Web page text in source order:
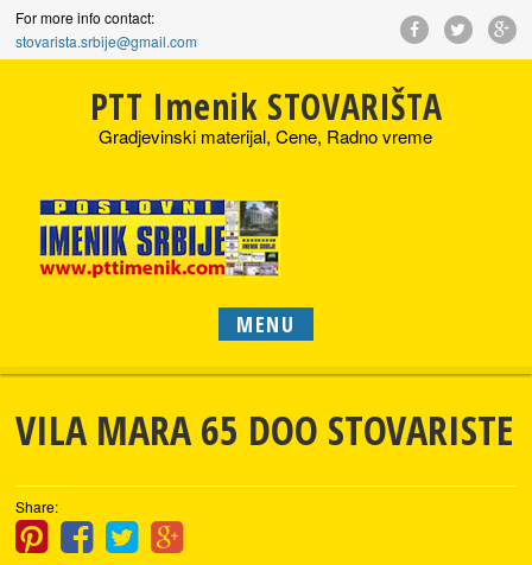
For more info contact:
stovarista.srbije@gmail.com
PTT Imenik STOVARIŠTA
Gradjevinski materijal, Cene, Radno vreme
MENU
VILA MARA 65 DOO STOVARISTE
Share: